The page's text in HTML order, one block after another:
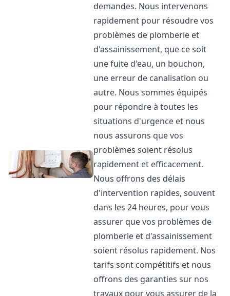
demandes. Nous intervenons
rapidement pour résoudre vos
problèmes de plomberie et
d'assainissement, que ce soit
une fuite d'eau, un bouchon,
une erreur de canalisation ou
autre. Nous sommes équipés
pour répondre à toutes les
situations d'urgence et nous
nous assurons que vos
problèmes soient résolus
rapidement et efficacement.
Nous offrons des délais
d'intervention rapides, souvent
dans les 24 heures, pour vous
assurer que vos problèmes de
plomberie et d'assainissement
soient résolus rapidement. Nos
tarifs sont compétitifs et nous
offrons des garanties sur nos
travaux pour vous assurer de la